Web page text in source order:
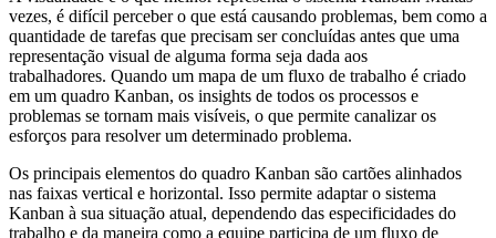
vezes, é difícil perceber o que está causando problemas, bem como a
quantidade de tarefas que precisam ser concluídas antes que uma
representação visual de alguma forma seja dada aos
trabalhadores. Quando um mapa de um fluxo de trabalho é criado
em um quadro Kanban, os insights de todos os processos e
problemas se tornam mais visíveis, o que permite canalizar os
esforços para resolver um determinado problema.
Os principais elementos do quadro Kanban são cartões alinhados
nas faixas vertical e horizontal. Isso permite adaptar o sistema
Kanban à sua situação atual, dependendo das especificidades do
trabalho e da maneira como a equipe participa de um fluxo de